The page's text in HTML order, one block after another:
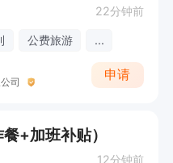
22分钟前
公费旅游 ...
司
申请
+加班补贴）
12分钟前